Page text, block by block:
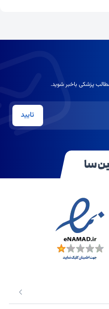
پزشکی باخبر شوید.
تایید